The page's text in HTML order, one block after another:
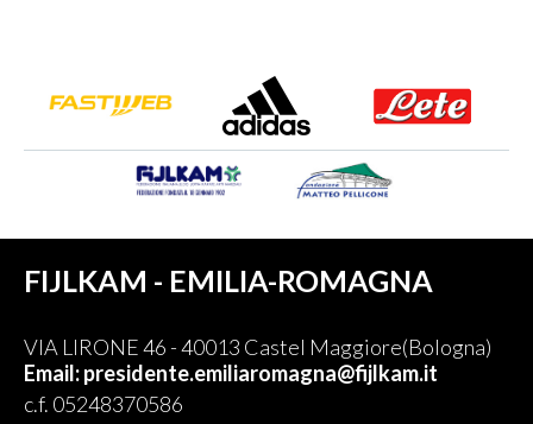
FIJLKAM - EMILIA-ROMAGNA
VIA LIRONE 46 - 40013 Castel Maggiore(Bologna)
Email: presidente.emiliaromagna@fijlkam.it
c.f. 05248370586